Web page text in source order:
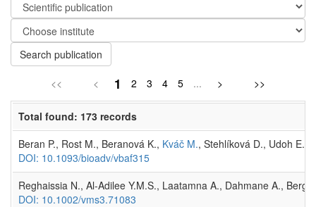
Search publication
<< < 1 2 3 4 5 ... > >>
Total found: 173 records
Beran P., Rost M., Beranová K., Kváč M., Stehlíková D., Udoh
DOI: 10.1093/bioadv/vbaf315
Reghaissia N., Al-Adilee Y.M.S., Laatamna A., Dahmane A.,
DOI: 10.1002/vms3.71083